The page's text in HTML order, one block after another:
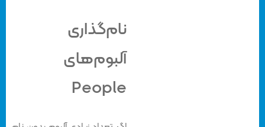
نام‌گذاری
آلبوم‌های
People